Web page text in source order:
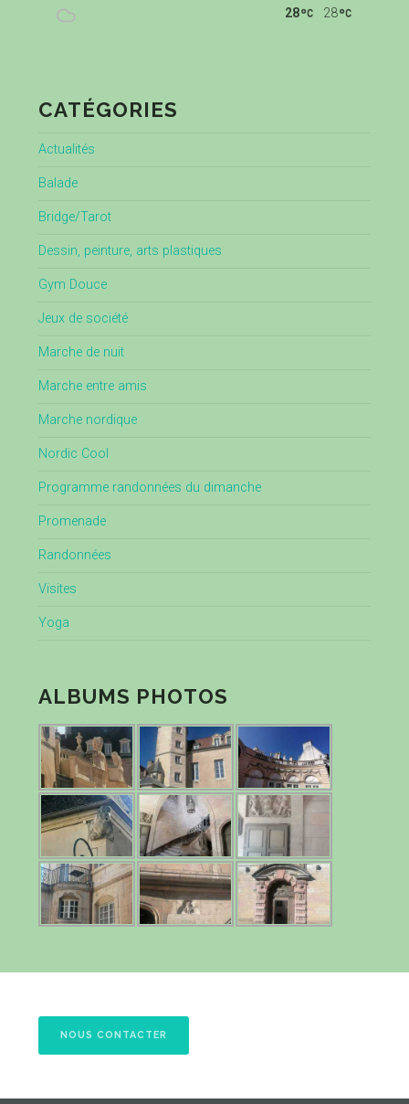
28
28
CATÉGORIES
Actualités
Balade
Bridge/Tarot
Dessin, peinture, arts plastiques
Gym Douce
Jeux de société
Marche de nuit
Marche entre amis
Marche nordique
Nordic Cool
Programme randonnées du dimanche
Promenade
Randonnées
Visites
Yoga
ALBUMS PHOTOS
NOUS CONTACTER